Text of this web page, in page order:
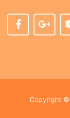
Copyright ©